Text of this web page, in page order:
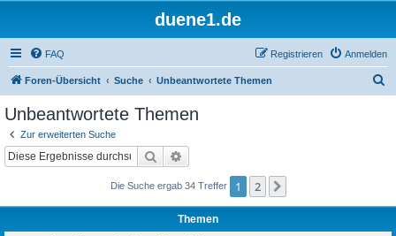
duene1.de
FAQ Anmelden
Registrieren
Foren-Übersicht Suche Unbeantwortete Themen
Unbeantwortete Themen
Zur erweiterten Suche
Suche
Die Suche ergab 34 Treffer 1 2
Themen